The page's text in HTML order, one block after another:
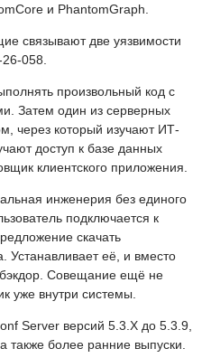
и PhantomGraph.
связывают две уязвимости
058.
произвольный код с
Затем один из серверных
через который изучают ИТ-
доступ к базе данных
клиентского приложения.
инженерия без единого
подключается к
скачать
Устанавливает её, и вместо
бэкдор. Совещание ещё не
уже внутри системы.
Server версий 5.3.X до 5.3.9,
более ранние выпуски.